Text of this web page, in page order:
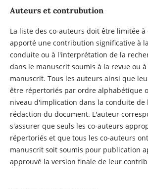
Auteurs et contrubution
La liste des co-auteurs doit être limitée
apporté une contribution significative à
conduite ou à l'interprétation de la
dans le manuscrit soumis à la revue ou
manuscrit. Tous les auteurs ainsi que
être répertoriés par ordre alphabétique
niveau d'implication dans la conduite de
rédaction du document. L'auteur
s'assurer que seuls les co-auteurs
répertoriés et que tous les co-auteurs
manuscrit soit soumis pour publication
approuvé la version finale de leur